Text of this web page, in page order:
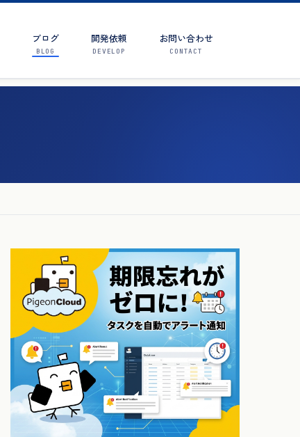
ブログ
BLOG
開発依頼
DEVELOP
お問い合わせ
CONTACT